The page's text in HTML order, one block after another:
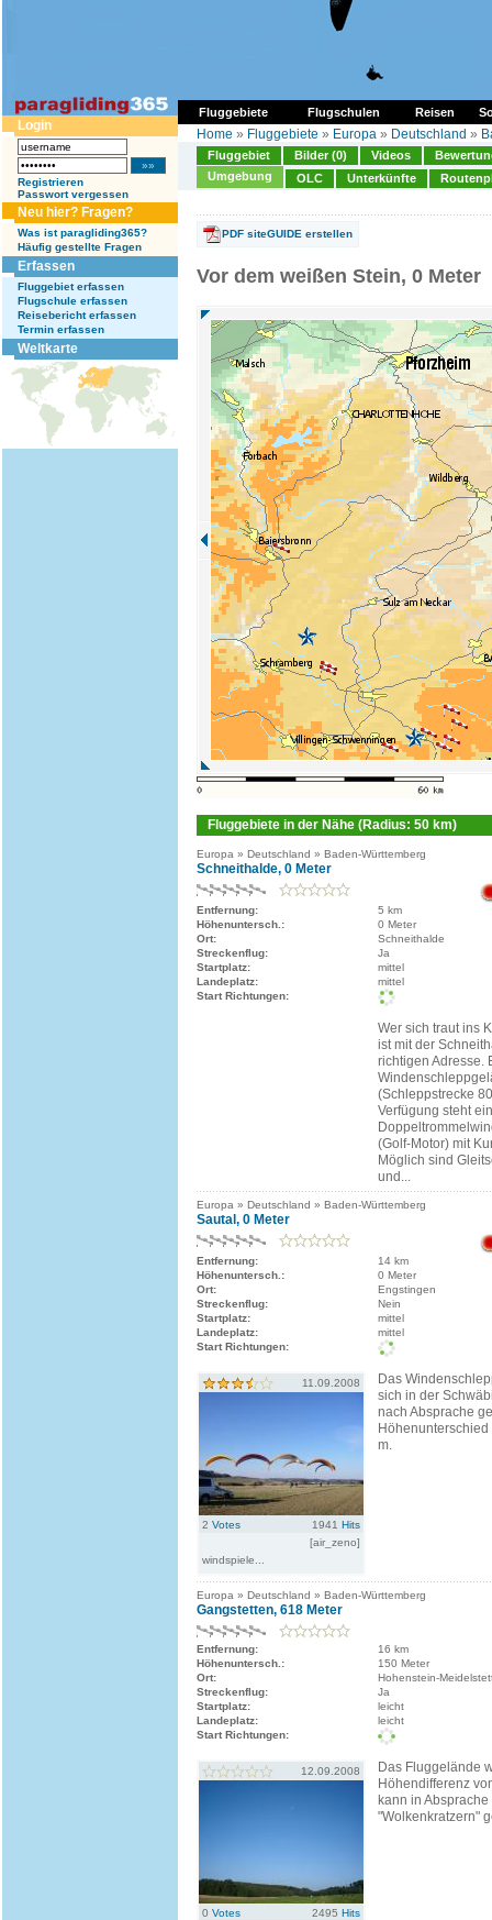
Fluggebiete Flugschulen Reisen
Login
Registrieren
Passwort vergessen
Neu hier? Fragen?
Was ist paragliding365?
Häufig gestellte Fragen
Erfassen
Fluggebiet erfassen
Flugschule erfassen
Reisebericht erfassen
Termin erfassen
Weltkarte
Home » Fluggebiete » Europa » Deutschland »
Fluggebiet Bilder (0) Videos
Umgebung
OLC Unterkünfte
PDF siteGUIDE erstellen
Vor dem weißen Stein, 0 Meter
Fluggebiete in der Nähe (Radius: 50 km)
Europa » Deutschland » Baden-Württemberg
Schneithalde, 0 Meter
Entfernung:
5 km
Höhenuntersch.:
0 Meter
Ort:
Schneithalde
Streckenflug:
Ja
Startplatz:
mittel
Landeplatz:
mittel
Start Richtungen:
Wer sich traut ins
ist mit der
richtigen Adresse.
(Schleppstrecke
Verfügung steht
(Golf-Motor) mit
Möglich sind
und...
Europa » Deutschland » Baden-Württemberg
Sautal, 0 Meter
Entfernung:
14 km
Höhenuntersch.:
0 Meter
Ort:
Engstingen
Streckenflug:
Nein
Startplatz:
mittel
Landeplatz:
mittel
Start Richtungen:
11.09.2008
2 Votes 1941 Hits
[air_zeno]
windspiele...
Das
sich in der
nach Absprache
m.
Europa » Deutschland » Baden-Württemberg
Gangstetten, 618 Meter
Entfernung:
16 km
Höhenuntersch.:
150 Meter
Ort:
Hohenstein-
Streckenflug:
Ja
Startplatz:
leicht
Landeplatz:
leicht
Start Richtungen:
12.09.2008
0 Votes 2495 Hits
Das Fluggelände
Höhendifferenz
kann in
"Wolkenkratzern"